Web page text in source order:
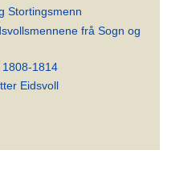
Stortingsmenn
frå Sogn og
1808-1814
Eidsvoll